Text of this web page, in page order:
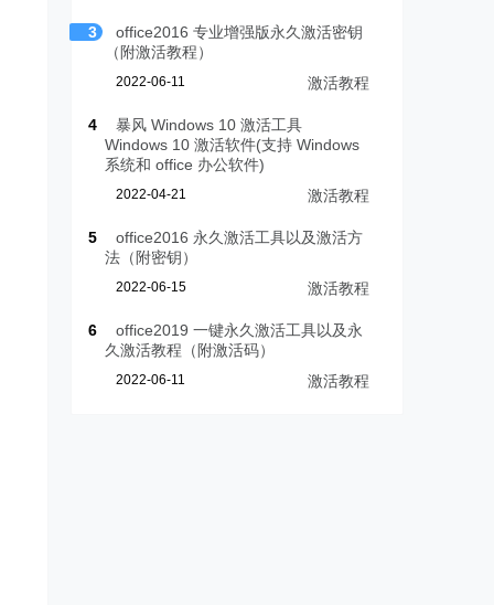
3
office2016 专业增强版永久激活密钥
（附激活教程）
2022-06-11 激活教程
4
暴风 Windows 10 激活工具
Windows 10 激活软件(支持 Windows
系统和 office 办公软件)
2022-04-21 激活教程
5
office2016 永久激活工具以及激活方
法（附密钥）
2022-06-15 激活教程
6
office2019 一键永久激活工具以及永
久激活教程（附激活码）
2022-06-11 激活教程